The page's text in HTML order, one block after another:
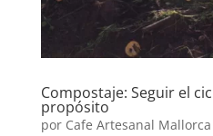
Compostaje: Seguir el
propósito
por Cafe Artesanal Mallorca